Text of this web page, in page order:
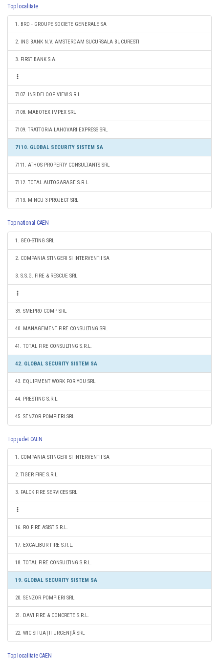
Top localitate
1. BRD - GROUPE SOCIETE GENERALE SA
2. ING BANK N.V. AMSTERDAM SUCURSALA BUCURESTI
3. FIRST BANK S.A.
7107. INSIDELOOP VIEW S.R.L.
7108. MABOTEX IMPEX SRL
7109. TRATTORIA LAHOVARI EXPRESS SRL
7110. GLOBAL SECURITY SISTEM SA
7111. ATHOS PROPERTY CONSULTANTS SRL
7112. TOTAL AUTOGARAGE S.R.L.
7113. MINCU 3 PROJECT SRL
Top national CAEN
1. GEO-STING SRL
2. COMPANIA STINGERI SI INTERVENTII SA
3. S.S.G. FIRE & RESCUE SRL
39. SMEPRO COMP SRL
40. MANAGEMENT FIRE CONSULTING SRL
41. TOTAL FIRE CONSULTING S.R.L.
42. GLOBAL SECURITY SISTEM SA
43. EQUIPMENT WORK FOR YOU SRL
44. PRESTING S.R.L.
45. SENZOR POMPIERI SRL
Top judet CAEN
1. COMPANIA STINGERI SI INTERVENTII SA
2. TIGER FIRE S.R.L.
3. FALCK FIRE SERVICES SRL
16. RO FIRE ASIST S.R.L.
17. EXCALIBUR FIRE S.R.L.
18. TOTAL FIRE CONSULTING S.R.L.
19. GLOBAL SECURITY SISTEM SA
20. SENZOR POMPIERI SRL
21. DAVI FIRE & CONCRETE S.R.L.
22. WIC SITUAȚII URGENȚĂ SRL
Top localitate CAEN